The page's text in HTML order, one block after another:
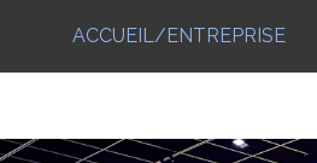
ACCUEIL/ENTREPRISE